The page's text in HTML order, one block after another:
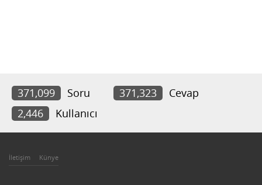
371,099 Soru 371,323
Cevap
2,446
Kullanıcı
İletişim Künye